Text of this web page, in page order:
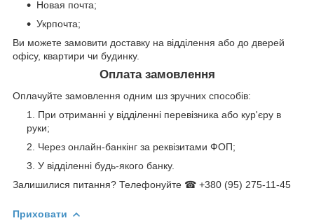
Новая почта;
Укрпочта;
Ви можете замовити доставку на відділення або до дверей
офісу, квартири чи будинку.
Оплата замовлення
Оплачуйте замовлення одним шз зручних способів:
При отриманні у відділенні перевізника або кур'єру в
руки;
Через онлайн-банкінг за реквізитами ФОП;
У відділенні будь-якого банку.
Залишилися питання? Телефонуйте ☎ +380 (95) 275-11-45
Приховати